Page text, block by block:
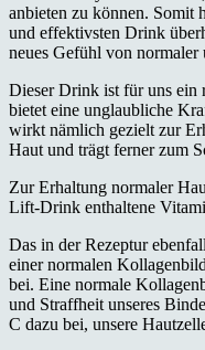
anbieten zu können. Somit
und effektivsten Drink
neues Gefühl von normaler
Dieser Drink ist für uns ein
bietet eine unglaubliche
wirkt nämlich gezielt zur
Haut und trägt ferner zum
Zur Erhaltung normaler
Lift-Drink enthaltene
Das in der Rezeptur
einer normalen
bei. Eine normale
und Straffheit unseres
C dazu bei, unsere